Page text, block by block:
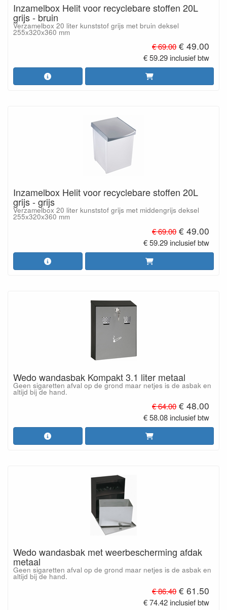
Inzamelbox Helit voor recyclebare stoffen 20L
grijs - bruin
Verzamelbox 20 liter kunststof grijs met bruin deksel
255x320x360 mm
€ 69.00 € 49.00
€ 59.29 inclusief btw
Inzamelbox Helit voor recyclebare stoffen 20L
grijs - grijs
Verzamelbox 20 liter kunststof grijs met middengrijs deksel
255x320x360 mm
€ 69.00 € 49.00
€ 59.29 inclusief btw
Wedo wandasbak Kompakt 3.1 liter metaal
Geen sigaretten afval op de grond maar netjes is de asbak en
altijd bij de hand.
€ 64.00 € 48.00
€ 58.08 inclusief btw
Wedo wandasbak met weerbescherming afdak
metaal
Geen sigaretten afval op de grond maar netjes is de asbak en
altijd bij de hand.
€ 86.40 € 61.50
€ 74.42 inclusief btw